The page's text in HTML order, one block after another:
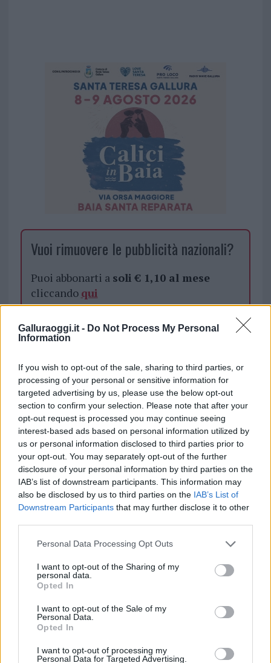
Galluraoggi.it - Do Not Process My Personal
Information
If you wish to opt-out of the sale, sharing to third parties, or
processing of your personal or sensitive information for
targeted advertising by us, please use the below opt-out
section to confirm your selection. Please note that after your
opt-out request is processed you may continue seeing
interest-based ads based on personal information utilized by
us or personal information disclosed to third parties prior to
your opt-out. You may separately opt-out of the further
disclosure of your personal information by third parties on the
IAB’s list of downstream participants. This information may
also be disclosed by us to third parties on the IAB’s List of
Downstream Participants that may further disclose it to other
Please note that this website/app uses one or more Google
not limited to your visit or usage behaviour. You may click to
grant or deny consent to Google and its third-party tags to
use your data for below specified purposes in below Google
consent section.
Personal Data Processing Opt Outs
I want to opt-out of the Sharing of my
personal data.
Opted In
I want to opt-out of the Sale of my
Personal Data.
Opted In
I want to opt-out of processing my
Personal Data for Targeted Advertising.
Vuoi rimuovere le pubblicità nazionali?
Puoi abbonarti a soli € 1,10 al mese
cliccando qui
Sei già abbonato?
sezioneLogindal menù del sito o
cliccandoqui
TEMI:
Guasto Abbanoa Tempio
Guasto Acqua Tempio
Notizie Tempio Pausania
Inviaci le tue segnalazioni,
i tuoi video e le tue foto
Su WhatsApp al numero +39
345 356 7512
GalluraOggi.it